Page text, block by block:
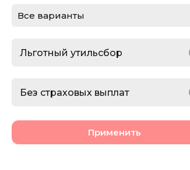
Льготный утильсбор
Jeep
Все варианты
Без страховых выплат
Применить